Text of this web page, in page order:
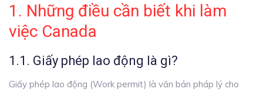
1. Những điều cần biết khi làm
việc Canada
1.1. Giấy phép lao động là gì?
Giấy phép lao động (Work permit) là văn bản pháp lý cho